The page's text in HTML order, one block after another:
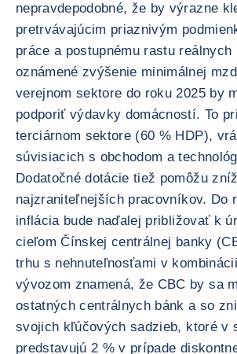
nepravdepodobné, že by výrazne
pretrvávajúcim priaznivým
práce a postupnému rastu reálnych
oznámené zvýšenie minimálnej
verejnom sektore do roku 2025 by
podporiť výdavky domácností. To
terciárnom sektore (60 % HDP),
súvisiacich s obchodom a
Dodatočné dotácie tiež pomôžu
najzraniteľnejších pracovníkov. Do
inflácia bude naďalej približovať k
cieľom Čínskej centrálnej banky
trhu s nehnuteľnosťami v
vývozom znamená, že CBC by sa
ostatných centrálnych bánk a so
svojich kľúčových sadzieb, ktoré v
predstavujú 2 % v prípade